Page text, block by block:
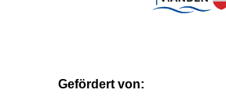
Gefördert von: